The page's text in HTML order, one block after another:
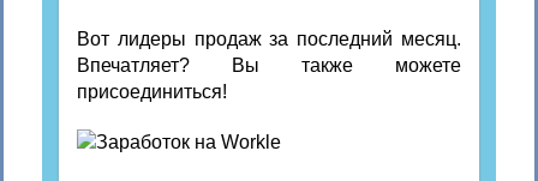
Вот лидеры продаж за последний месяц.
Впечатляет? Вы также можете
присоединиться!